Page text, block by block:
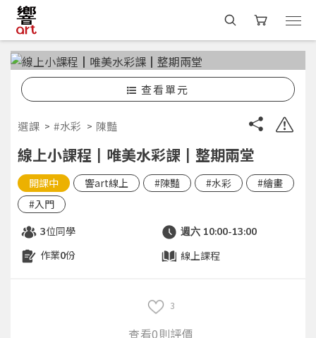
查看單元
選課 #水彩 陳豔
線上小課程┃唯美水彩課┃整期兩堂
開課中 響art線上 #陳豔 #水彩
#繪畫
#入門
3位同學 週六 10:00-13:00
作業0份 線上課程
3
查看0則評價